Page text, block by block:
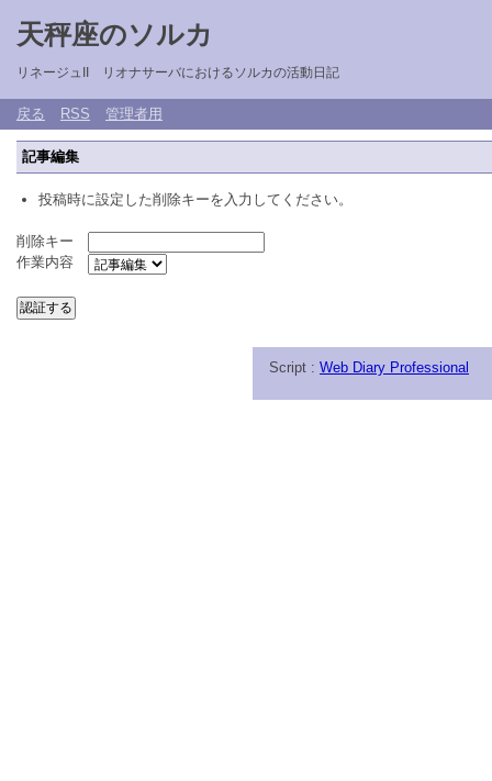
天秤座のソルカ
リネージュII リオナサーバにおけるソルカの活動日記
戻る RSS 管理者用
記事編集
投稿時に設定した削除キーを入力してください。
削除キー
作業内容
Script : Web Diary Professional